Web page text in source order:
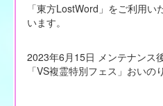
「東方LostWord」をご利用
います。
2023年6月15日 メンテナンス
「VS複霊特別フェス」おいの